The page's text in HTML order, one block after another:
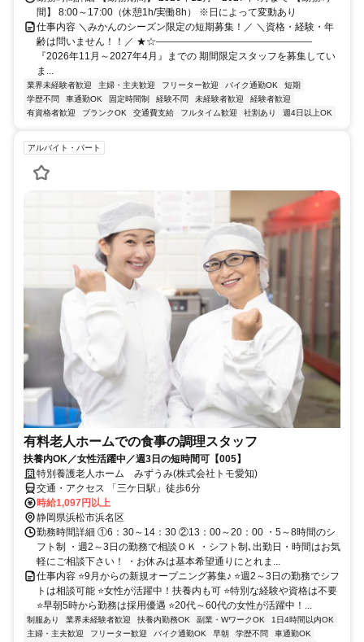
間】 8:00～17:00（休憩1h/実働8h） ※日によって変動あり
仕事内容 ＼みかんのシーズン限定の短期募集！／ ＼資格・経験・年
齢は問いません！！／ ★☆――――――――――――――――
『2026年11月～2027年4月』までの 期間限定スタッフを募集してい
ま...
業界未経験者歓迎 主婦・主夫歓迎 フリーター歓迎 バイク通勤OK
短期
学歴不問
車通勤OK 固定時間制 経験不問 未経験者歓迎
経験者歓迎
有資格者歓迎
ブランクOK 交通費支給 フルタイム歓迎 社割あり 週4日以上OK
アルバイト・パート
有料⽼⼈ホームでの⾷事の調理スタッフ
扶養内OK／女性活躍中／週3日の短時間可【005】
特別養護老人ホーム みずうみ(株式会社トモ愛知)
交通・アクセス 「三ケ日駅」徒歩6分
時給1,097円以上
静岡県浜松市浜名区
勤務時間詳細 ①6：30～14：30 ②13：00～20：00 ・5～8時間のシ
フト制 ・週2～3日の勤務で相談ＯＫ ・シフト制､出勤日・時間はお気
軽にご相談下さい！ ・お休みは基本希望通りにとれま...
仕事内容 ⭐9月からの新規オープニング募集♪ ⭐週2～3日の勤務でシフ
トは相談可能 ⭐女性が活躍中！扶養内も可 ⭐特別な経験や資格は不要
⭐早朝5時から勤務は採用優遇 ⭐20代～60代の女性が活躍中！...
制服あり 業界未経験者歓迎 扶養内勤務OK 副業・WワークOK
1日4時間以内OK
主婦・主夫歓迎
フリーター歓迎 バイク通勤OK 早朝 学歴不問 車通勤OK